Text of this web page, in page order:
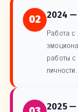
02 2024
Работа
работы
личности.
2025